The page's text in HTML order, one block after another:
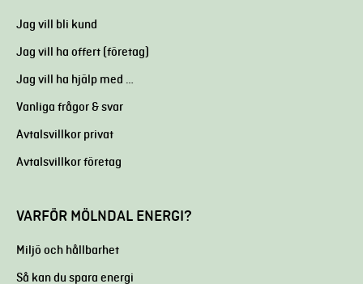
Jag vill bli kund
Jag vill ha offert (företag)
Jag vill ha hjälp med …
Vanliga frågor & svar
Avtalsvillkor privat
Avtalsvillkor företag
VARFÖR MÖLNDAL ENERGI?
Miljö och hållbarhet
Så kan du spara energi